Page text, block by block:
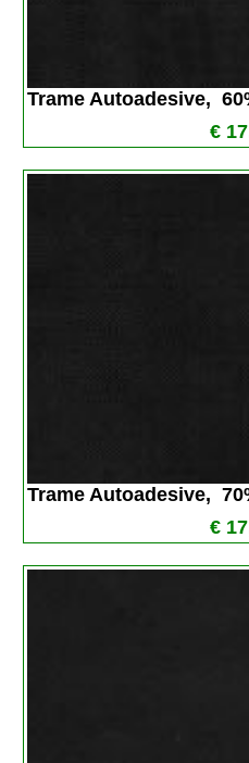
Trame Autoadesive,
€
Trame Autoadesive,
€